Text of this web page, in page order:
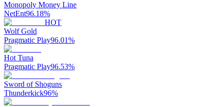
Monopoly Money Line
NetEnt96.18%
HOT
Wolf Gold
Pragmatic Play96.01%
Hot Tuna
Pragmatic Play96.53%
Sword of Shoguns
Thunderkick96%